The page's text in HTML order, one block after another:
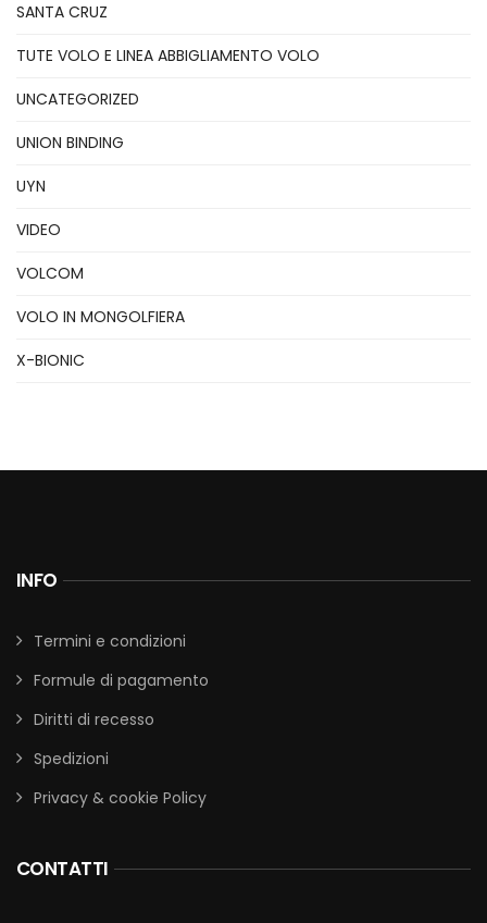
SANTA CRUZ
TUTE VOLO E LINEA ABBIGLIAMENTO VOLO
UNCATEGORIZED
UNION BINDING
UYN
VIDEO
VOLCOM
VOLO IN MONGOLFIERA
X-BIONIC
INFO
Termini e condizioni
Formule di pagamento
Diritti di recesso
Spedizioni
Privacy & cookie Policy
CONTATTI